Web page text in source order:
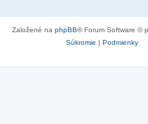
Založené na phpBB® Forum Software ©
Súkromie | Podmienky